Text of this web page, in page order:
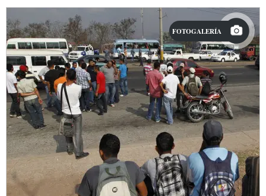
FOTOGALERÍA